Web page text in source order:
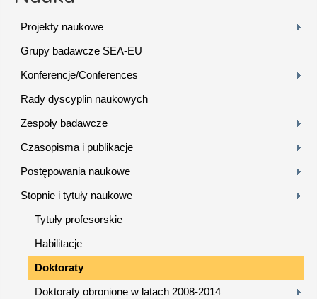
Projekty naukowe
Grupy badawcze SEA-EU
Konferencje/Conferences
Rady dyscyplin naukowych
Zespoły badawcze
Czasopisma i publikacje
Postępowania naukowe
Stopnie i tytuły naukowe
Tytuły profesorskie
Habilitacje
Doktoraty
Doktoraty obronione w latach 2008-2014